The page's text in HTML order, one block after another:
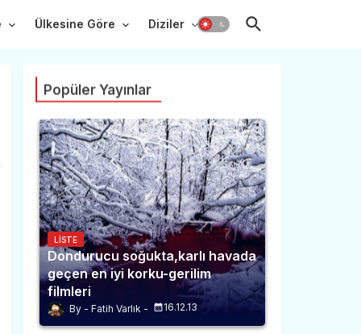
Ülkesine Göre Diziler
Popüler Yayınlar
LISTE
Dondurucu soğukta,karlı havada
geçen en iyi korku-gerilim
filmleri
Fatih Varlık 16.12.13